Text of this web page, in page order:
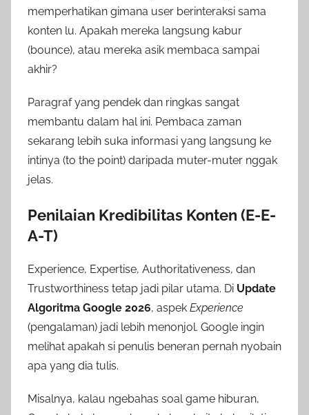
memperhatikan gimana user berinteraksi sama
konten lu. Apakah mereka langsung kabur
(bounce), atau mereka asik membaca sampai
akhir?
Paragraf yang pendek dan ringkas sangat
membantu dalam hal ini. Pembaca zaman
sekarang lebih suka informasi yang langsung ke
intinya (to the point) daripada muter-muter nggak
jelas.
Penilaian Kredibilitas Konten (E-E-
A-T)
Experience, Expertise, Authoritativeness, dan
Trustworthiness tetap jadi pilar utama. Di Update
Algoritma Google 2026, aspek Experience
(pengalaman) jadi lebih menonjol. Google ingin
melihat apakah si penulis beneran pernah nyobain
apa yang dia tulis.
Misalnya, kalau ngebahas soal game hiburan,